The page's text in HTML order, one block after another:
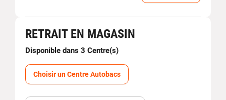
RETRAIT EN MAGASIN
Disponible dans 3 Centre(s)
Choisir un Centre Autobacs